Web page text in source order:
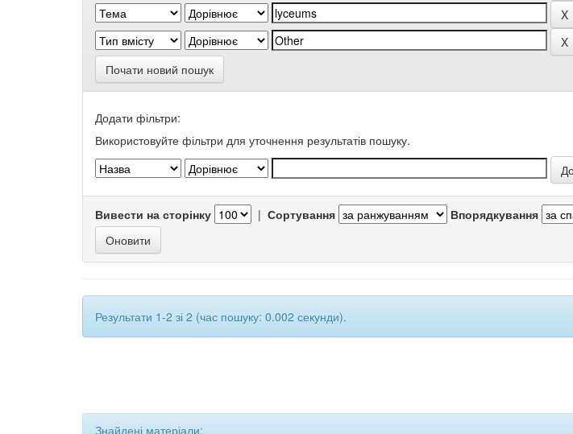
Почати новий пошук
Додати фільтри:
Використовуйте фільтри для уточнення результатів пошуку.
Вивести на сторінку | Сортування Впорядкування
Результати 1-2 зі 2 (час пошуку: 0.002 секунди).
Знайдені матеріали: